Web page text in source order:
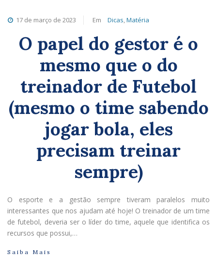
17 de março de 2023 Em Dicas,Matéria
O papel do gestor é o
mesmo que o do
treinador de Futebol
(mesmo o time sabendo
jogar bola, eles
precisam treinar
sempre)
O esporte e a gestão sempre tiveram paralelos muito
interessantes que nos ajudam até hoje! O treinador de um time
de futebol, deveria ser o líder do time, aquele que identifica os
recursos que possui,…
Saiba Mais